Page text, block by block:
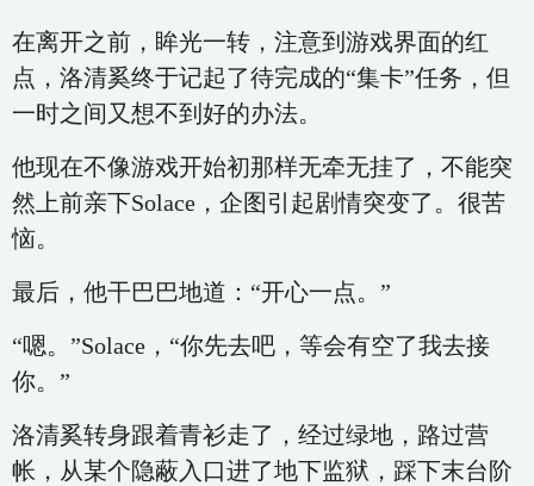
在离开之前，眸光一转，注意到游戏界面的红
点，洛清奚终于记起了待完成的“集卡”任务，但
一时之间又想不到好的办法。
他现在不像游戏开始初那样无牵无挂了，不能突
然上前亲下Solace，企图引起剧情突变了。很苦
恼。
最后，他干巴巴地道：“开心一点。”
“嗯。”Solace，“你先去吧，等会有空了我去接
你。”
洛清奚转身跟着青衫走了，经过绿地，路过营
帐，从某个隐蔽入口进了地下监狱，踩下末台阶